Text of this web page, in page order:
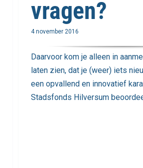
vragen?
4 november 2016
Daarvoor kom je alleen in
laten zien, dat je (weer) iets
een opvallend en innovatief
Stadsfonds Hilversum